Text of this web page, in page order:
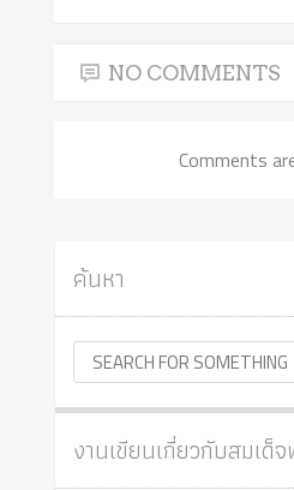
NO COMMENTS
Comments
ค้นหา
งานเขียนเกี่ยวกับสมเด็